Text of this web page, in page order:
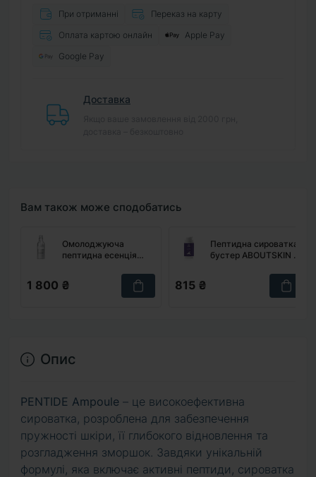
При отриманні
Переказ на карту
Оплата картою онлайн
Apple Pay
Google Pay
Доставка
Вам також може сподобатись
Омолоджуюча
пептидна есенція
Peptide Stop-Aging
Essence, 100 мл
1 800 ₴
Пептидна сироватка-
бустер ABOUTSKIN B-
815 ₴
Опис
PENTIDE Ampoule – це високоефективна
сироватка, розроблена для забезпечення
пружності шкіри, її глибокого відновлення та
розгладження зморшок. Завдяки унікальній
формулі, яка включає активні пептиди, сироватка